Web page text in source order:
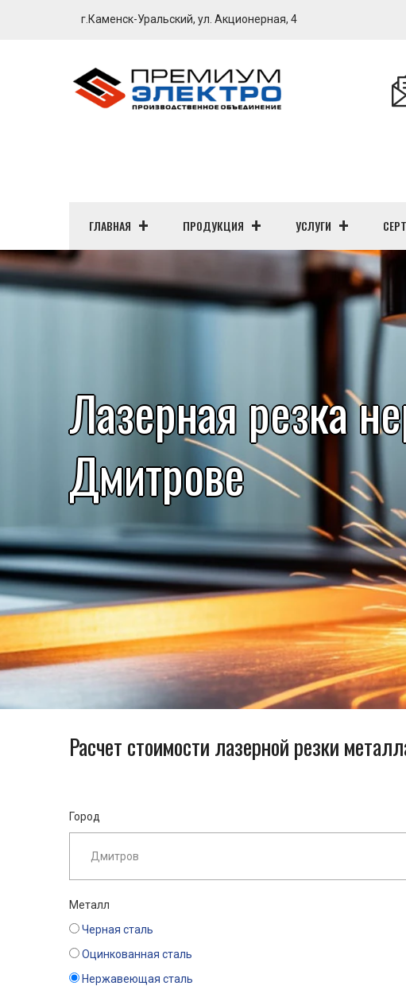
г.Каменск-Уральский, ул. Акционерная, 4
ГЛАВНАЯ ПРОДУКЦИЯ УСЛУГИ
Лазерная резка
Дмитрове
Расчет стоимости лазерной резки
Город
Металл
Черная сталь
Оцинкованная сталь
Нержавеющая сталь